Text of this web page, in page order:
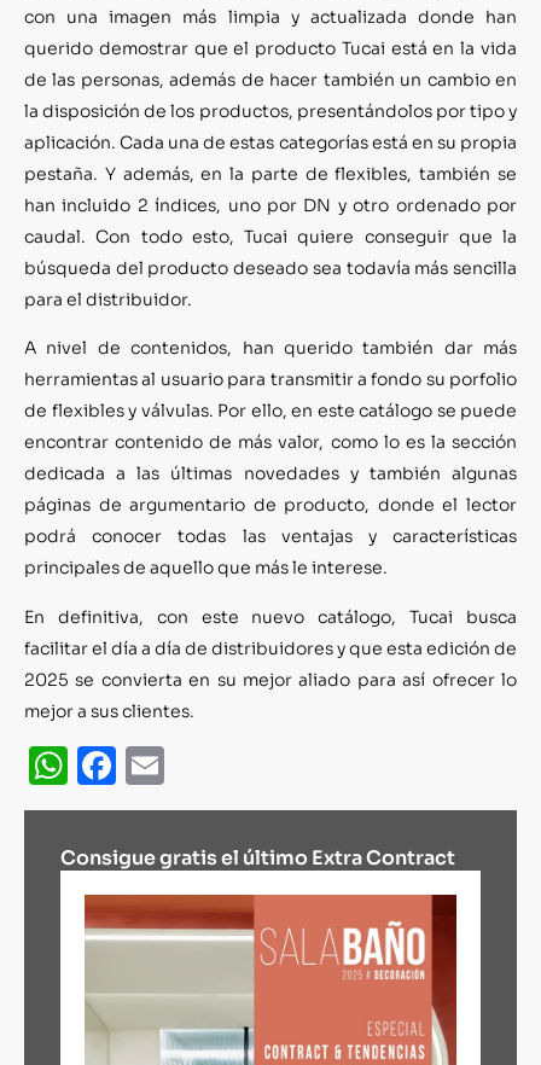
con una imagen más limpia y actualizada donde han
querido demostrar que el producto Tucai está en la vida
de las personas, además de hacer también un cambio en
la disposición de los productos, presentándolos por tipo y
aplicación. Cada una de estas categorías está en su propia
pestaña. Y además, en la parte de flexibles, también se
han incluido 2 índices, uno por DN y otro ordenado por
caudal. Con todo esto, Tucai quiere conseguir que la
búsqueda del producto deseado sea todavía más sencilla
para el distribuidor.
A nivel de contenidos, han querido también dar más
herramientas al usuario para transmitir a fondo su porfolio
de flexibles y válvulas. Por ello, en este catálogo se puede
encontrar contenido de más valor, como lo es la sección
dedicada a las últimas novedades y también algunas
páginas de argumentario de producto, donde el lector
podrá conocer todas las ventajas y características
principales de aquello que más le interese.
En definitiva, con este nuevo catálogo, Tucai busca
facilitar el día a día de distribuidores y que esta edición de
2025 se convierta en su mejor aliado para así ofrecer lo
mejor a sus clientes.
WhatsApp
Facebook
Consigue gratis el último Extra Contract